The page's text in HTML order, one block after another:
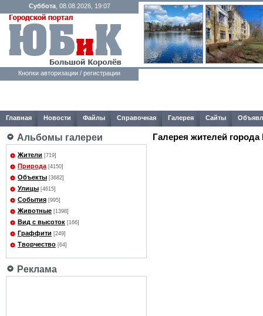
Суббота, 08.08.2026, 19:07
Кнопки авторизации / регистрации
Главная Новости Файлы Справочная Галерея Сайты
Альбомы галереи
Жители [719]
Природа [4150]
Объекты [3682]
Улицы [4615]
События [995]
Животные [1398]
Вид с высоток [166]
Граффити [249]
Творчество [64]
Реклама
Галерея жителей города